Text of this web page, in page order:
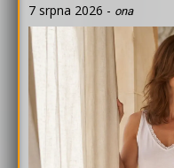
7 srpna 2026 - ona